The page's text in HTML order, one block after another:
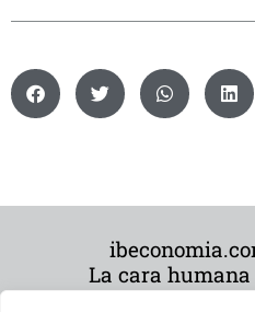
La cara humana